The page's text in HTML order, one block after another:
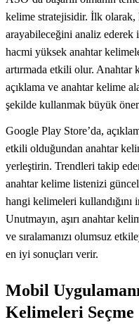
kelime stratejisidir. İlk olarak,
arayabileceğini analiz ederek
hacmi yüksek anahtar
artırmada etkili olur. Anahtar
açıklama ve anahtar kelime
şekilde kullanmak büyük
Google Play Store’da,
etkili olduğundan anahtar
yerleştirin. Trendleri takip
anahtar kelime listenizi
hangi kelimeleri kullandığını
Unutmayın, aşırı anahtar
ve sıralamanızı olumsuz
en iyi sonuçları verir.
Mobil
Kelimeleri Seçme